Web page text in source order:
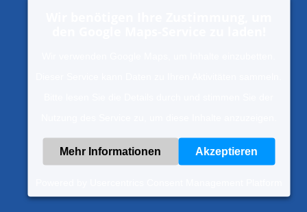
Mehr Informationen Akzeptieren